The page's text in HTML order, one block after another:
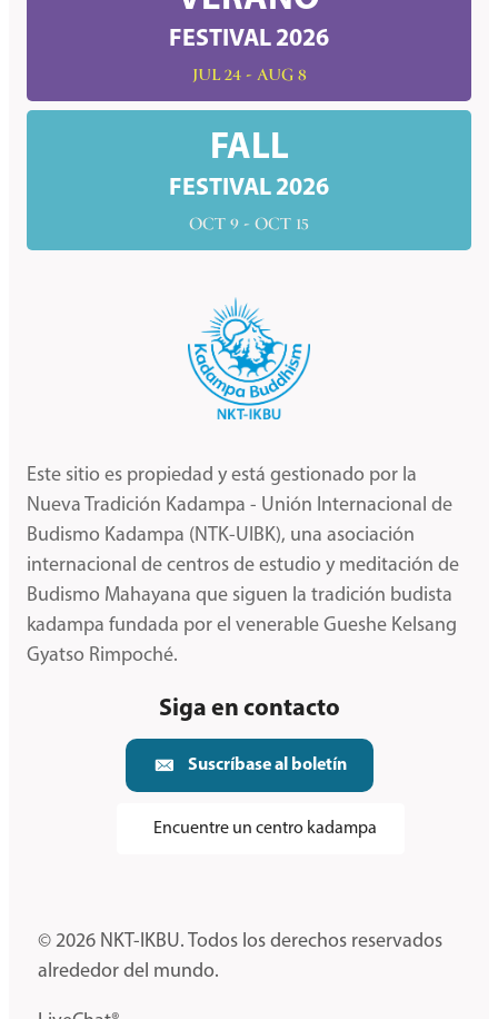
FESTIVAL 2026
JUL 24 - AUG 8
FALL
FESTIVAL 2026
OCT 9 - OCT 15
Este sitio es propiedad y está gestionado por la
Nueva Tradición Kadampa - Unión Internacional de
Budismo Kadampa (NTK-UIBK), una asociación
internacional de centros de estudio y meditación de
Budismo Mahayana que siguen la tradición budista
kadampa fundada por el venerable Gueshe Kelsang
Gyatso Rimpoché.
Siga en contacto
Suscríbase al boletín
Encuentre un centro kadampa
© 2026 NKT-IKBU. Todos los derechos reservados
alrededor del mundo.